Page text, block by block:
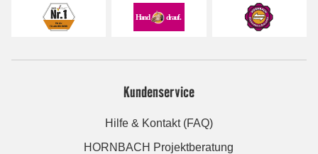
Kundenservice
Hilfe & Kontakt (FAQ)
HORNBACH Projektberatung